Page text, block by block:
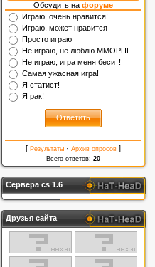
Обсудить на форуме
Играю, очень нравится!
Играю, может нравится
Просто играю
Не играю, не люблю ММОРПГ
Не играю, игра меня бесит!
Самая ужасная игра!
Я статист!
Я рак!
[ Результаты · Архив опросов ]
Всего ответов: 20
Сервера cs 1.6
Друзья сайта